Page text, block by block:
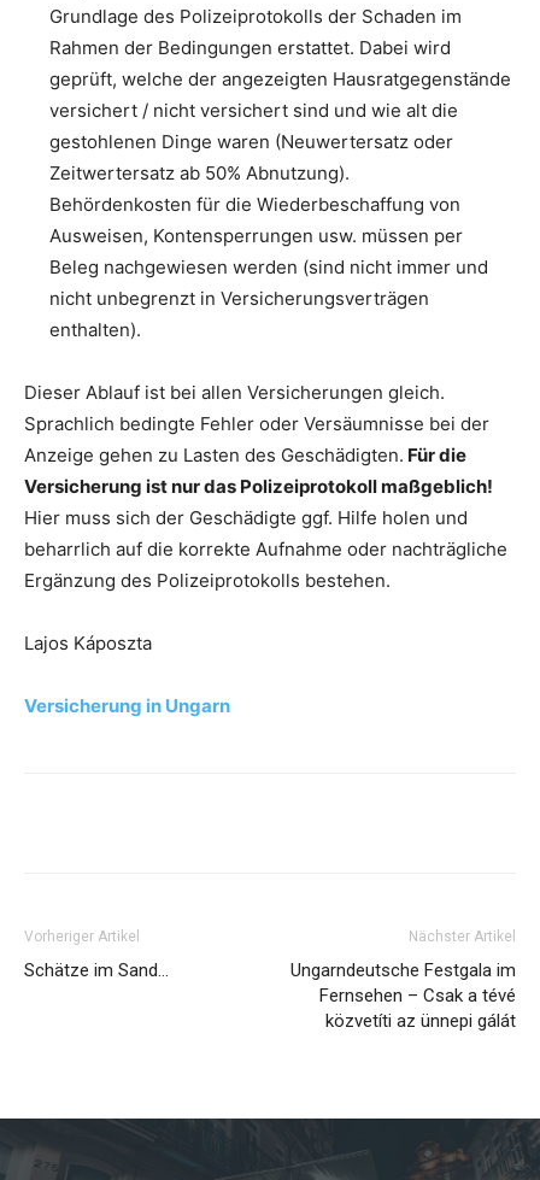
Grundlage des Polizeiprotokolls der Schaden im
Rahmen der Bedingungen erstattet. Dabei wird
geprüft, welche der angezeigten Hausratgegenstände
versichert / nicht versichert sind und wie alt die
gestohlenen Dinge waren (Neuwertersatz oder
Zeitwertersatz ab 50% Abnutzung).
Behördenkosten für die Wiederbeschaffung von
Ausweisen, Kontensperrungen usw. müssen per
Beleg nachgewiesen werden (sind nicht immer und
nicht unbegrenzt in Versicherungsverträgen
enthalten).
Dieser Ablauf ist bei allen Versicherungen gleich.
Sprachlich bedingte Fehler oder Versäumnisse bei der
Anzeige gehen zu Lasten des Geschädigten. Für die
Versicherung ist nur das Polizeiprotokoll maßgeblich!
Hier muss sich der Geschädigte ggf. Hilfe holen und
beharrlich auf die korrekte Aufnahme oder nachträgliche
Ergänzung des Polizeiprotokolls bestehen.
Lajos Káposzta
Versicherung in Ungarn
Vorheriger Artikel
Schätze im Sand…
Nächster Artikel
Ungarndeutsche Festgala im
Fernsehen – Csak a tévé
közvetíti az ünnepi gálát